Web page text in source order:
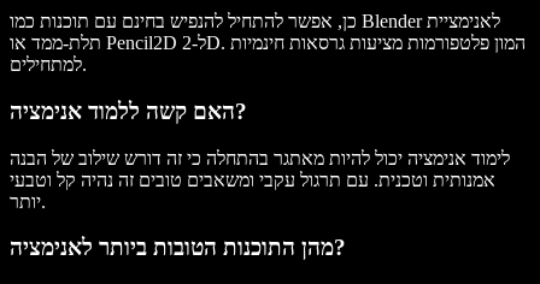
כן, אפשר להתחיל להנפיש בחינם עם תוכנות כמו Blender לאנימציית
תלת-ממד או Pencil2D ל-2D. המון פלטפורמות מציעות גרסאות חינמיות
למתחילים.
האם קשה ללמוד אנימציה?
לימוד אנימציה יכול להיות מאתגר בהתחלה כי זה דורש שילוב של הבנה
אמנותית וטכנית. עם תרגול עקבי ומשאבים טובים זה נהיה קל וטבעי
יותר.
מהן התוכנות הטובות ביותר לאנימציה?